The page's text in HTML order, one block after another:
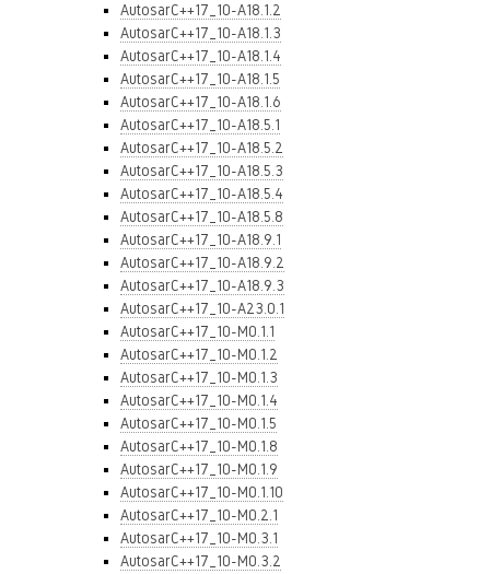
AutosarC++17_10-A18.1.2
AutosarC++17_10-A18.1.3
AutosarC++17_10-A18.1.4
AutosarC++17_10-A18.1.5
AutosarC++17_10-A18.1.6
AutosarC++17_10-A18.5.1
AutosarC++17_10-A18.5.2
AutosarC++17_10-A18.5.3
AutosarC++17_10-A18.5.4
AutosarC++17_10-A18.5.8
AutosarC++17_10-A18.9.1
AutosarC++17_10-A18.9.2
AutosarC++17_10-A18.9.3
AutosarC++17_10-A23.0.1
AutosarC++17_10-M0.1.1
AutosarC++17_10-M0.1.2
AutosarC++17_10-M0.1.3
AutosarC++17_10-M0.1.4
AutosarC++17_10-M0.1.5
AutosarC++17_10-M0.1.8
AutosarC++17_10-M0.1.9
AutosarC++17_10-M0.1.10
AutosarC++17_10-M0.2.1
AutosarC++17_10-M0.3.1
AutosarC++17_10-M0.3.2